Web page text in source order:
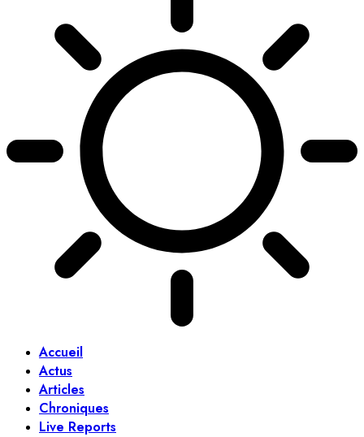
Accueil
Actus
Articles
Chroniques
Live Reports